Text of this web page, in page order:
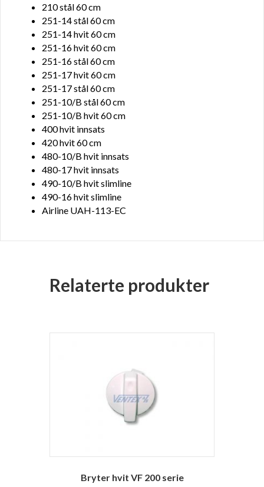
210 stål 60 cm
251-14 stål 60 cm
251-14 hvit 60 cm
251-16 hvit 60 cm
251-16 stål 60 cm
251-17 hvit 60 cm
251-17 stål 60 cm
251-10/B stål 60 cm
251-10/B hvit 60 cm
400 hvit innsats
420 hvit 60 cm
480-10/B hvit innsats
480-17 hvit innsats
490-10/B hvit slimline
490-16 hvit slimline
Airline UAH-113-EC
Relaterte produkter
Bryter hvit VF 200 serie